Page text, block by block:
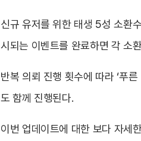
신규 유저를 위한 태생 5성 소환
시되는 이벤트를 완료하면 각 소
반복 의뢰 진행 횟수에 따라 ‘푸
도 함께 진행된다.
이번 업데이트에 대한 보다 자세